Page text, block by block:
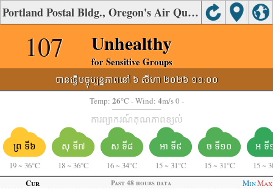
Portland Postal Bldg., Oregon's Air Quality
107 Unhealthy
for Sensitive Groups
បានធ្វើបច្ចុប្បន្នភាពនៅ ៦ សីហា ២០២៦ ១១:០០
Temp: 26°C - Wind: 4m/s 0 -
ការព្យាករណ៍គុណភាពខ្យល់
ព្រ ទី៦
19 ~ 36°C
សុ ទី៧
18 ~ 36°C
ស ទី៨
16 ~ 34°C
អា ទី៩
15 ~ 31°C
ច ទី១០
15 ~ 31°C
អ ទី
15 ~
Cur
Past 48 hours data MinMax